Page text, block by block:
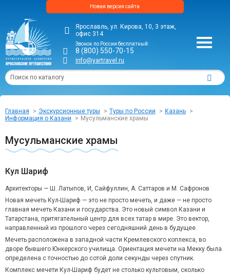
Новая версия сайта
Ярославль, ул. Кирова, 10, 3 этаж,
офис 314
Звонок по России бесплатный:
8 (800) 550-70-15
info@yartravel.ru
Главная Экскурсионные туры Туры по России
Казань
Информация о Казани
Мусульманские храмы
Мусульманские храмы
Кул Шариф
Архитекторы — Ш. Латыпов, И, Сайфуллин, А. Саттаров и М. Сафронов
Новая мечеть Кул-Шариф — это не просто мечеть, и даже — не просто
главная мечеть Казани и государства. Это новый символ Казани и
Татарстана, притягательный центр для всех татар в мире. Это вектор,
направленный из прошлого через сегодняшний день в будущее.
Мечеть расположена в западной части Кремлевского коплекса, во
дворе бывшего Юнкерского училища. Ориентация мечети на Мекку была
определена с точностью до сотой доли секунды через спутник.
Комплекс мечети Кул-Шариф будет не столько культовым, сколько